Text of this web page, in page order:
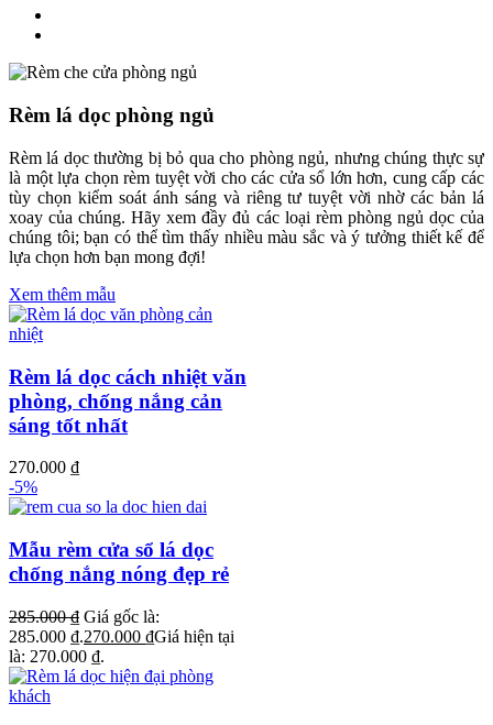
Rèm lá dọc phòng ngủ
Rèm lá dọc thường bị bỏ qua cho phòng ngủ, nhưng chúng thực sự
là một lựa chọn rèm tuyệt vời cho các cửa sổ lớn hơn, cung cấp các
tùy chọn kiểm soát ánh sáng và riêng tư tuyệt vời nhờ các bản lá
xoay của chúng. Hãy xem đầy đủ các loại rèm phòng ngủ dọc của
chúng tôi; bạn có thể tìm thấy nhiều màu sắc và ý tưởng thiết kế để
lựa chọn hơn bạn mong đợi!
Xem thêm mẫu
Rèm lá dọc cách nhiệt văn
phòng, chống nắng cản
sáng tốt nhất
270.000 ₫
-5%
Mẫu rèm cửa sổ lá dọc
chống nắng nóng đẹp rẻ
285.000₫ Giá gốc là:
285.000 ₫.270.000 ₫Giá hiện tại
là: 270.000 ₫.